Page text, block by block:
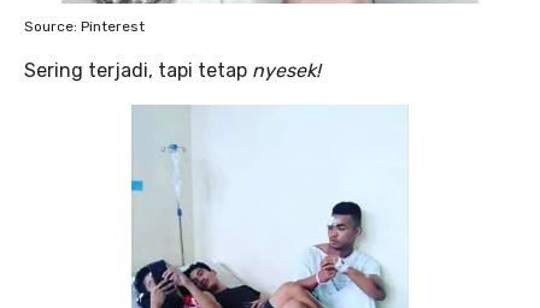
Source: Pinterest
Sering terjadi, tapi tetap nyesek!